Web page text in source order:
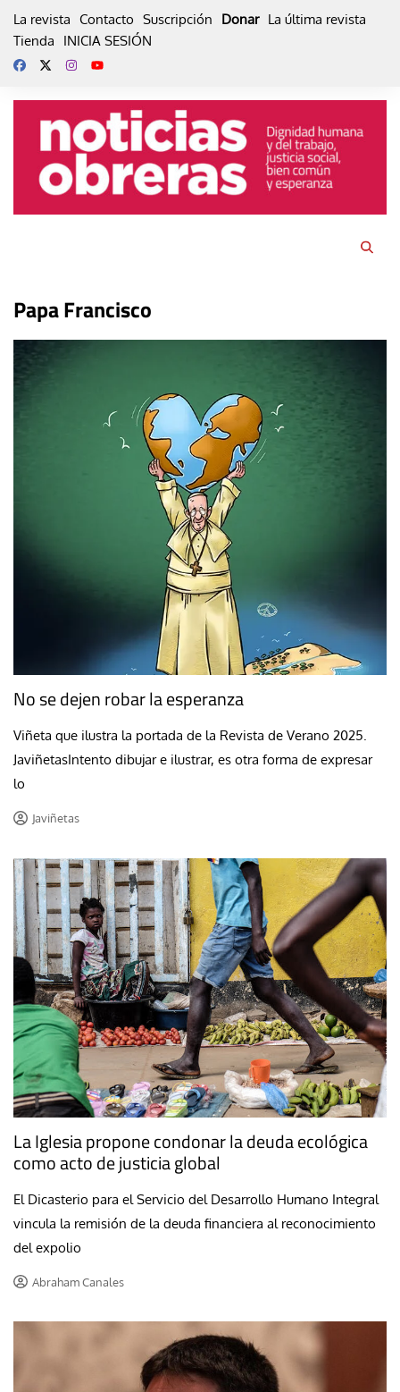
La revista Contacto Suscripción Donar La última revista
Tienda
INICIA SESIÓN
Papa Francisco
No se dejen robar la esperanza
Viñeta que ilustra la portada de la Revista de Verano 2025.
JaviñetasIntento dibujar e ilustrar, es otra forma de expresar
lo
Javiñetas
La Iglesia propone condonar la deuda ecológica
como acto de justicia global
El Dicasterio para el Servicio del Desarrollo Humano Integral
vincula la remisión de la deuda financiera al reconocimiento
del expolio
Abraham Canales